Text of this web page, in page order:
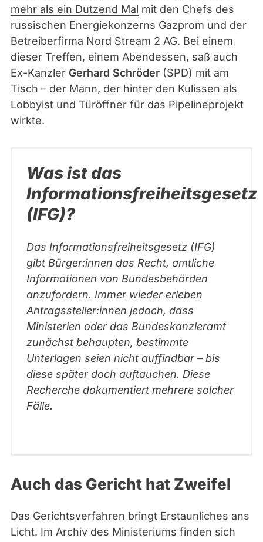
mehr als ein Dutzend Mal mit den Chefs des
russischen Energiekonzerns Gazprom und der
Betreiberfirma Nord Stream 2 AG. Bei einem
dieser Treffen, einem Abendessen, saß auch
Ex-Kanzler Gerhard Schröder (SPD) mit am
Tisch – der Mann, der hinter den Kulissen als
Lobbyist und Türöffner für das Pipelineprojekt
wirkte.
Was ist das
Informationsfreiheitsgesetz
(IFG)?
Das Informationsfreiheitsgesetz (IFG)
gibt Bürger:innen das Recht, amtliche
Informationen von Bundesbehörden
anzufordern. Immer wieder erleben
Antragssteller:innen jedoch, dass
Ministerien oder das Bundeskanzleramt
zunächst behaupten, bestimmte
Unterlagen seien nicht auffindbar – bis
diese später doch auftauchen. Diese
Recherche dokumentiert mehrere solcher
Fälle.
Auch das Gericht hat Zweifel
Das Gerichtsverfahren bringt Erstaunliches ans
Licht. Im Archiv des Ministeriums finden sich